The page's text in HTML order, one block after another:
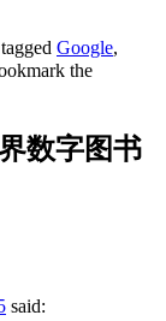
Google,
the
数字图书
said: